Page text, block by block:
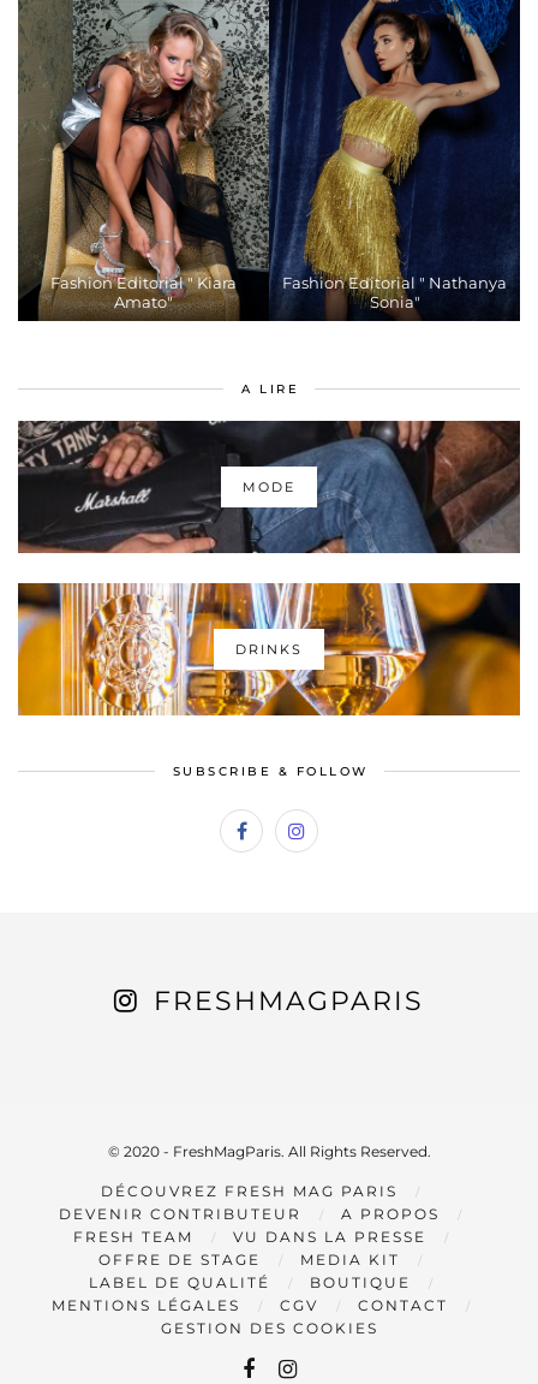
Fashion Editorial " Kiara
Amato"
Fashion Editorial " Nathanya
Sonia"
A LIRE
MODE
DRINKS
SUBSCRIBE & FOLLOW
FRESHMAGPARIS
© 2020 - FreshMagParis. All Rights Reserved.
DÉCOUVREZ FRESH MAG PARIS
DEVENIR CONTRIBUTEUR
A PROPOS
FRESH TEAM
VU DANS LA PRESSE
OFFRE DE STAGE
MEDIA KIT
LABEL DE QUALITÉ
BOUTIQUE
MENTIONS LÉGALES
CGV
CONTACT
GESTION DES COOKIES